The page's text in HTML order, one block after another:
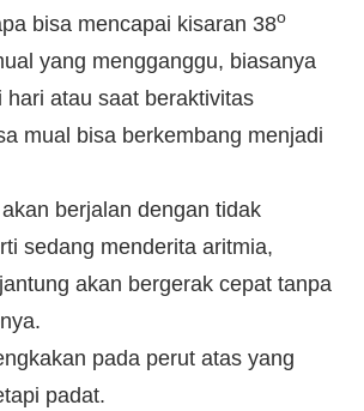
bisa mencapai kisaran 38o
yang mengganggu, biasanya
hari atau saat beraktivitas
mual bisa berkembang menjadi
berjalan dengan tidak
sedang menderita aritmia,
akan bergerak cepat tanpa
pada perut atas yang
padat.